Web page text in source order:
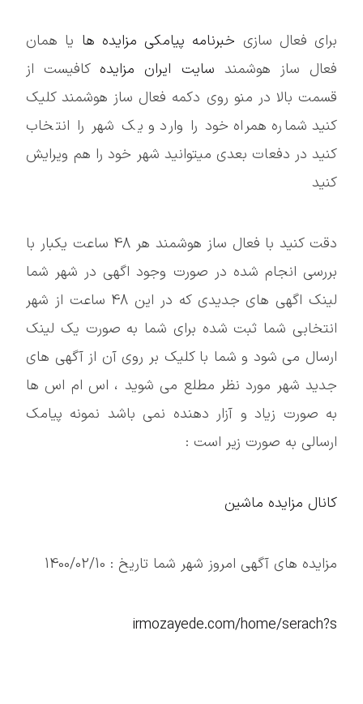
برای فعال سازی خبرنامه پیامکی مزایده ها یا همان
فعال ساز هوشمند سایت ایران مزایده کافیست از
قسمت بالا در منو روی دکمه فعال ساز هوشمند کلیک
کنید شماره همراه خود را وارد و یک شهر را انتخاب
کنید در دفعات بعدی میتوانید شهر خود را هم ویرایش
کنید
دقت کنید با فعال ساز هوشمند هر 48 ساعت یکبار با
بررسی انجام شده در صورت وجود اگهی در شهر شما
لینک اگهی های جدیدی که در این 48 ساعت از شهر
انتخابی شما ثبت شده برای شما به صورت یک لینک
ارسال می شود و شما با کلیک بر روی آن از آگهی های
جدید شهر مورد نظر مطلع می شوید ، اس ام اس ها
به صورت زیاد و آزار دهنده نمی باشد نمونه پیامک
ارسالی به صورت زیر است :
کانال مزایده ماشین
مزایده های آگهی امروز شهر شما تاریخ : 1400/02/10
irmozayede.com/home/serach?s